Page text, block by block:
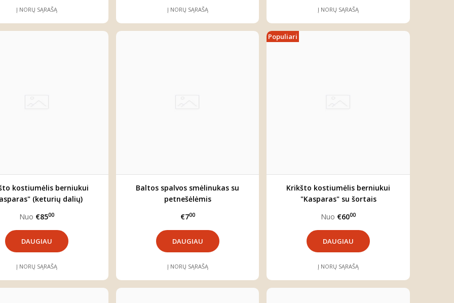
Į NORŲ SĄRAŠĄ Į NORŲ SĄRAŠĄ Į NORŲ SĄRAŠĄ
kostiumėlis berniukui
(keturių dalių)
Nuo €8500
DAUGIAU
Į NORŲ SĄRAŠĄ
Baltos spalvos smėlinukas su
petnešėlėmis
€700
DAUGIAU
Į NORŲ SĄRAŠĄ
Populiari
Krikšto kostiumėlis berniukui
"Kasparas" su šortais
Nuo €6000
DAUGIAU
Į NORŲ SĄRAŠĄ